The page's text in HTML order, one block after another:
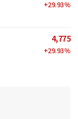
+29.93%
4,775
+29.93%